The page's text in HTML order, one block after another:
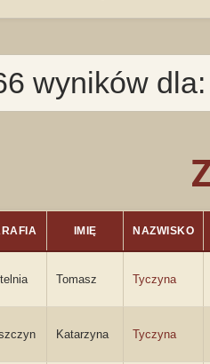
wyników
IMIĘ NAZWISKO
Tomasz Tyczyna
Katarzyna Tyczyna